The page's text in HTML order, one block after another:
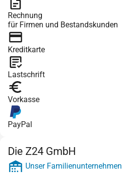
Rechnung
für Firmen und Bestandskunden
Kreditkarte
Lastschrift
Vorkasse
PayPal
Die Z24 GmbH
Unser Familienunternehmen